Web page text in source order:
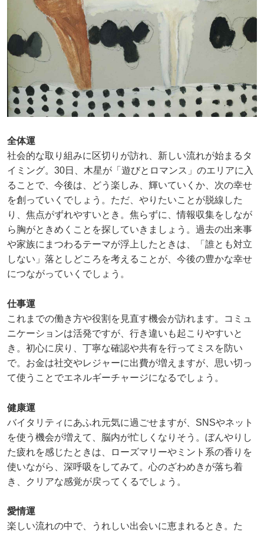
全体運
社会的な取り組みに区切りが訪れ、新しい流れが始まるタ
イミング。30日、木星が「遊びとロマンス」のエリアに入
ることで、今後は、どう楽しみ、輝いていくか、次の幸せ
を創っていくでしょう。ただ、やりたいことが脱線した
り、焦点がずれやすいとき。焦らずに、情報収集をしなが
ら胸がときめくことを探していきましょう。過去の出来事
や家族にまつわるテーマが浮上したときは、「誰とも対立
しない」落としどころを考えることが、今後の豊かな幸せ
につながっていくでしょう。
仕事運
これまでの働き方や役割を見直す機会が訪れます。コミュ
ニケーションは活発ですが、行き違いも起こりやすいと
き。初心に戻り、丁寧な確認や共有を行ってミスを防い
で。お金は社交やレジャーに出費が増えますが、思い切っ
て使うことでエネルギーチャージになるでしょう。
健康運
バイタリティにあふれ元気に過ごせますが、SNSやネット
を使う機会が増えて、脳内が忙しくなりそう。ぼんやりし
た疲れを感じたときは、ローズマリーやミント系の香りを
使いながら、深呼吸をしてみて。心のざわめきが落ち着
き、クリアな感覚が戻ってくるでしょう。
愛情運
楽しい流れの中で、うれしい出会いに恵まれるとき。た